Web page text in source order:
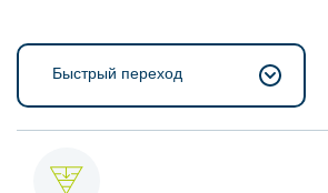
Быстрый переход